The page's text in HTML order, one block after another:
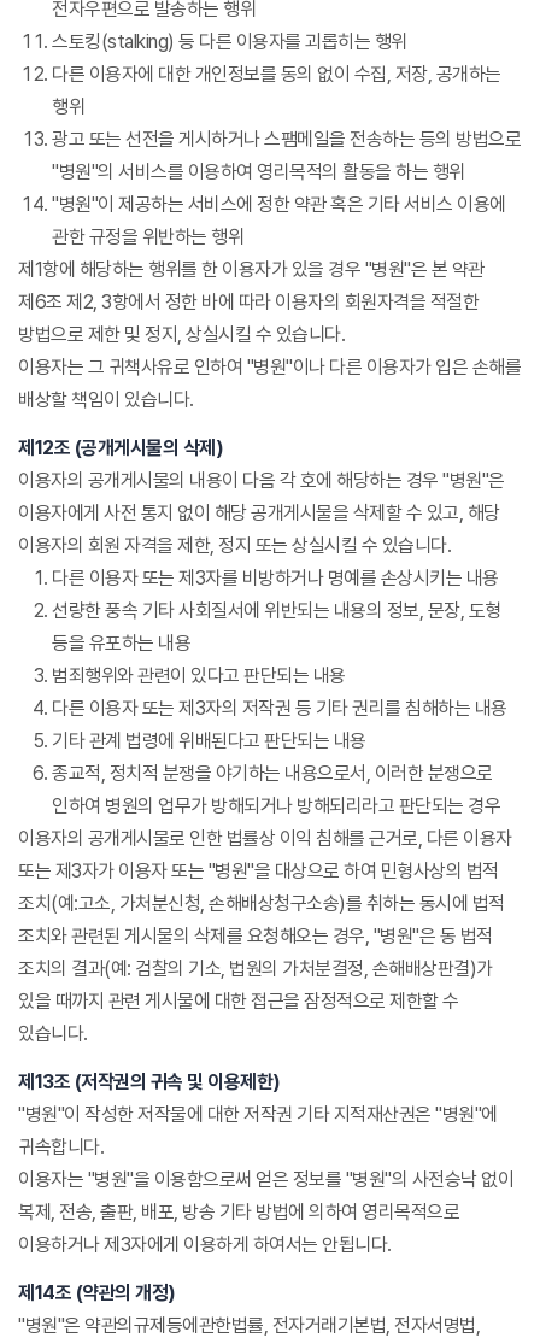
전자우편으로 발송하는 행위
스토킹(stalking) 등 다른 이용자를 괴롭히는 행위
다른 이용자에 대한 개인정보를 동의 없이 수집, 저장, 공개하는
행위
광고 또는 선전을 게시하거나 스팸메일을 전송하는 등의 방법으로
"병원"의 서비스를 이용하여 영리목적의 활동을 하는 행위
"병원"이 제공하는 서비스에 정한 약관 혹은 기타 서비스 이용에
관한 규정을 위반하는 행위
제1항에 해당하는 행위를 한 이용자가 있을 경우 "병원"은 본 약관
제6조 제2, 3항에서 정한 바에 따라 이용자의 회원자격을 적절한
방법으로 제한 및 정지, 상실시킬 수 있습니다.
이용자는 그 귀책사유로 인하여 "병원"이나 다른 이용자가 입은 손해를
배상할 책임이 있습니다.
제12조 (공개게시물의 삭제)
이용자의 공개게시물의 내용이 다음 각 호에 해당하는 경우 "병원"은
이용자에게 사전 통지 없이 해당 공개게시물을 삭제할 수 있고, 해당
이용자의 회원 자격을 제한, 정지 또는 상실시킬 수 있습니다.
다른 이용자 또는 제3자를 비방하거나 명예를 손상시키는 내용
선량한 풍속 기타 사회질서에 위반되는 내용의 정보, 문장, 도형
등을 유포하는 내용
범죄행위와 관련이 있다고 판단되는 내용
다른 이용자 또는 제3자의 저작권 등 기타 권리를 침해하는 내용
기타 관계 법령에 위배된다고 판단되는 내용
종교적, 정치적 분쟁을 야기하는 내용으로서, 이러한 분쟁으로
인하여 병원의 업무가 방해되거나 방해되리라고 판단되는 경우
이용자의 공개게시물로 인한 법률상 이익 침해를 근거로, 다른 이용자
또는 제3자가 이용자 또는 "병원"을 대상으로 하여 민형사상의 법적
조치(예:고소, 가처분신청, 손해배상청구소송)를 취하는 동시에 법적
조치와 관련된 게시물의 삭제를 요청해오는 경우, "병원"은 동 법적
조치의 결과(예: 검찰의 기소, 법원의 가처분결정, 손해배상판결)가
있을 때까지 관련 게시물에 대한 접근을 잠정적으로 제한할 수
있습니다.
제13조 (저작권의 귀속 및 이용제한)
"병원"이 작성한 저작물에 대한 저작권 기타 지적재산권은 "병원"에
귀속합니다.
이용자는 "병원"을 이용함으로써 얻은 정보를 "병원"의 사전승낙 없이
복제, 전송, 출판, 배포, 방송 기타 방법에 의하여 영리목적으로
이용하거나 제3자에게 이용하게 하여서는 안됩니다.
제14조 (약관의 개정)
"병원"은 약관의규제등에관한법률, 전자거래기본법, 전자서명법,